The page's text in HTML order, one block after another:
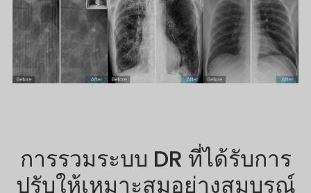
การรวมระบบ DR ที่ได้รับการ
ปรับให้เหมาะสมอย่างสมบูรณ์